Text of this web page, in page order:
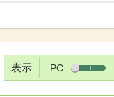
表示 PC